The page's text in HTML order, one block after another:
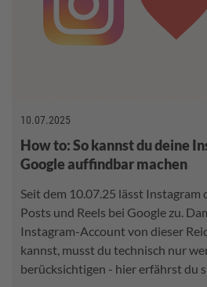
10.07.2025
How to: So kannst du deine
Google auffindbar machen
Seit dem 10.07.25 lässt Instagram
Posts und Reels bei Google zu.
Instagram-Account von dieser
kannst, musst du technisch nur
berücksichtigen - hier erfährst du